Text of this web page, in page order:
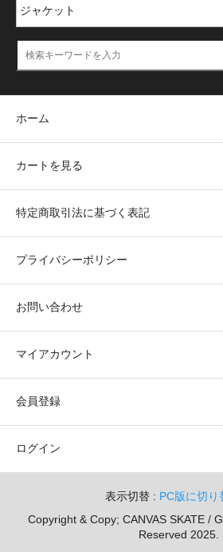
ホーム
カートを見る
特定商取引法に基づく表記
プライバシーポリシー
お問い合わせ
マイアカウント
会員登録
ログイン
表示切替 : PC版に切り
Copyright & Copy; CANVAS SKATE /
Reserved 2025.